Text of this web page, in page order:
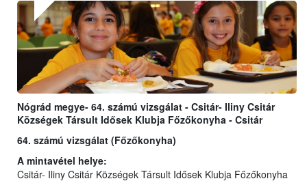
Nógrád megye- 64. számú vizsgálat - Csitár- Iliny Csitár
Községek Társult Idősek Klubja Főzőkonyha - Csitár
64. számú vizsgálat (Főzőkonyha)
A mintavétel helye:
Csitár- Iliny Csitár Községek Társult Idősek Klubja Főzőkonyha